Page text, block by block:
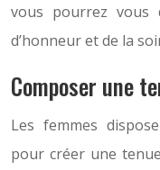
vous pourrez vous
d’honneur et de la
Composer une
Les femmes
pour créer une